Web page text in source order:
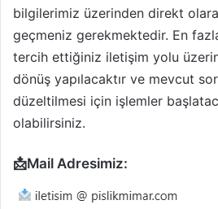
bilgilerimiz üzerinden direkt
geçmeniz gerekmektedir. En
tercih ettiğiniz iletişim yolu
dönüş yapılacaktır ve mevcut
düzeltilmesi için işlemler
olabilirsiniz.
📩Mail Adresimiz: